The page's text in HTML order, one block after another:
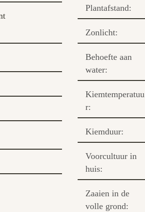
Plantafstand:
Zonlicht:
Behoefte aan
water:
Kiemtemperatuu
r:
Kiemduur:
Voorcultuur in
huis:
Zaaien in de
volle grond: